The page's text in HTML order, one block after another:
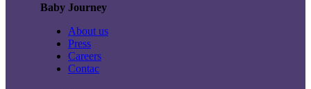
Baby Journey
About us
Press
Careers
Contac